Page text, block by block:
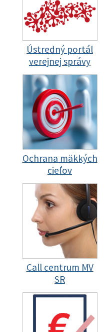
Ústredný portál
verejnej správy
Ochrana mäkkých
cieľov
Call centrum MV
SR